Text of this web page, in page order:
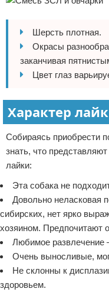
Шерсть плотная.
Окрасы
заканчивая
Цвет глаз
Характер
Собираясь приобрести
знать, что
лайки:
Эта собака не
Довольно неласковая
сибирских, нет ярко
хозяином. Предпочитают
Любимое развлечение
Очень выносливые,
Не склонны к
здоровьем.